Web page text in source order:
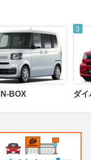
BOX ダイ